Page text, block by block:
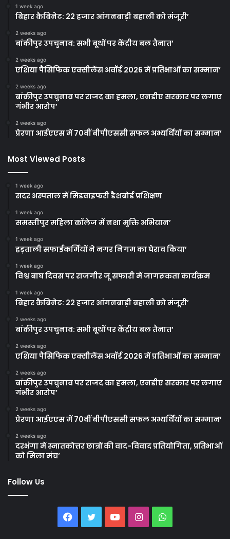
1 week ago
बिहार कैबिनेट: 22 हजार आंगनबाड़ी बहाली को मंजूरी’
2 weeks ago
बांकीपुर उपचुनाव: सभी बूथों पर केंद्रीय बल तैनात’
2 weeks ago
एशिया पैसिफिक एक्सीलेंस अवॉर्ड 2026 में प्रतिभाओं का सम्मान’
2 weeks ago
बांकीपुर उपचुनाव पर राजद का हमला, एनडीए सरकार पर लगाए
गंभीर आरोप’
2 weeks ago
प्रेरणा आईएएस में 70वीं बीपीएससी सफल अभ्यर्थियों का सम्मान’
Most Viewed Posts
1 week ago
सदर अस्पताल में मिडवाइफरी डैशबोर्ड प्रशिक्षण
1 week ago
समस्तीपुर महिला कॉलेज में नशा मुक्ति अभियान’
1 week ago
हड़ताली सफाईकर्मियों ने नगर निगम का घेराव किया’
1 week ago
विश्व बाघ दिवस पर राजगीर जू सफारी में जागरूकता कार्यक्रम
1 week ago
बिहार कैबिनेट: 22 हजार आंगनबाड़ी बहाली को मंजूरी’
2 weeks ago
बांकीपुर उपचुनाव: सभी बूथों पर केंद्रीय बल तैनात’
2 weeks ago
एशिया पैसिफिक एक्सीलेंस अवॉर्ड 2026 में प्रतिभाओं का सम्मान’
2 weeks ago
बांकीपुर उपचुनाव पर राजद का हमला, एनडीए सरकार पर लगाए
गंभीर आरोप’
2 weeks ago
प्रेरणा आईएएस में 70वीं बीपीएससी सफल अभ्यर्थियों का सम्मान’
2 weeks ago
दरभंगा में स्नातकोत्तर छात्रों की वाद-विवाद प्रतियोगिता, प्रतिभाओं
को मिला मंच’
Follow Us
Facebook
TwitterYouTubeInstagramWhatsApp